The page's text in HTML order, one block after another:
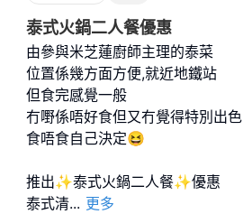
泰式火鍋二人餐優惠
由參與米芝蓮廚師主理的泰菜
位置係幾方面方便,就近地鐵站
但食完感覺一般
冇嘢係唔好食但又冇覺得特別出色
食唔食自己決定😆
推出✨泰式火鍋二人餐✨優惠
泰式清... 更多